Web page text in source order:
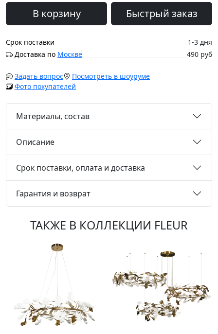
В корзину
Быстрый заказ
Срок поставки
1-3 дня
Доставка по Москве 490 руб
Задать вопрос
Посмотреть в шоуруме
Фото покупателей
Материалы, состав
Описание
Срок поставки, оплата и доставка
Гарантия и возврат
ТАКЖЕ В КОЛЛЕКЦИИ FLEUR